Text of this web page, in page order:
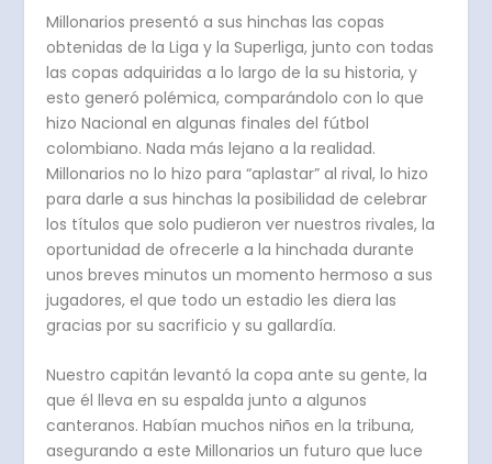
Millonarios presentó a sus hinchas las copas
obtenidas de la Liga y la Superliga, junto con todas
las copas adquiridas a lo largo de la su historia, y
esto generó polémica, comparándolo con lo que
hizo Nacional en algunas finales del fútbol
colombiano. Nada más lejano a la realidad.
Millonarios no lo hizo para “aplastar” al rival, lo hizo
para darle a sus hinchas la posibilidad de celebrar
los títulos que solo pudieron ver nuestros rivales, la
oportunidad de ofrecerle a la hinchada durante
unos breves minutos un momento hermoso a sus
jugadores, el que todo un estadio les diera las
gracias por su sacrificio y su gallardía.
Nuestro capitán levantó la copa ante su gente, la
que él lleva en su espalda junto a algunos
canteranos. Habían muchos niños en la tribuna,
asegurando a este Millonarios un futuro que luce